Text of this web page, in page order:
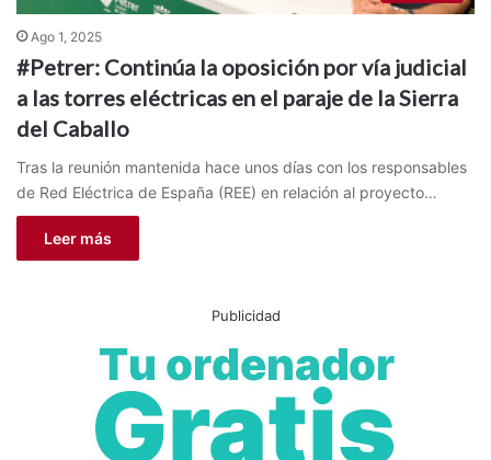
Ago 1, 2025
#Petrer: Continúa la oposición por vía judicial
a las torres eléctricas en el paraje de la Sierra
del Caballo
Tras la reunión mantenida hace unos días con los responsables
de Red Eléctrica de España (REE) en relación al proyecto…
Leer más
Publicidad